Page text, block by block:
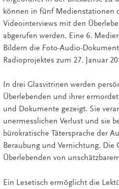
können in fünf Medienstationen
Videointerviews mit den
abgerufen werden. Eine 6.
Bildern die Foto-Audio-
Radioprojektes zum 27. Januar
In drei Glasvitrinen werden
Überlebenden und ihrer
und Dokumente gezeigt. Sie
unermesslichen Verlust und sie
bürokratische Tätersprache der
Beraubung und Vernichtung. Die
Überlebenden von
Ein Lesetisch ermöglicht die